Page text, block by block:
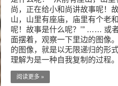
尚，正在给小和尚讲故事呢！
山，山里有座庙，庙里有个老
呢！故事是什么呢？’” …… 或
面摆着，观察一下里边的图像
的图像，就是以无限递归的形
理解为是一种自我复制的过程
阅读更多 »